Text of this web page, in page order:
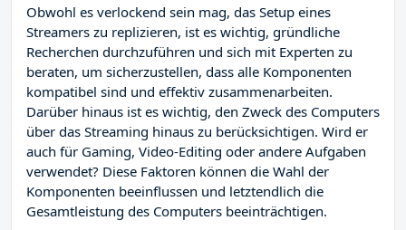
Obwohl es verlockend sein mag, das Setup eines
Streamers zu replizieren, ist es wichtig, gründliche
Recherchen durchzuführen und sich mit Experten zu
beraten, um sicherzustellen, dass alle Komponenten
kompatibel sind und effektiv zusammenarbeiten.
Darüber hinaus ist es wichtig, den Zweck des Computers
über das Streaming hinaus zu berücksichtigen. Wird er
auch für Gaming, Video-Editing oder andere Aufgaben
verwendet? Diese Faktoren können die Wahl der
Komponenten beeinflussen und letztendlich die
Gesamtleistung des Computers beeinträchtigen.